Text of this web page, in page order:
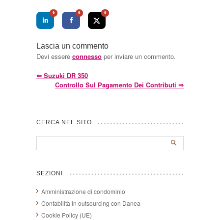
0 0 0
Lascia un commento
Devi essere connesso per inviare un commento.
⇐ Suzuki DR 350
Controllo Sul Pagamento Dei Contributi ⇒
CERCA NEL SITO
SEZIONI
Amministrazione di condominio
Contabilità in outsourcing con Danea
Cookie Policy (UE)